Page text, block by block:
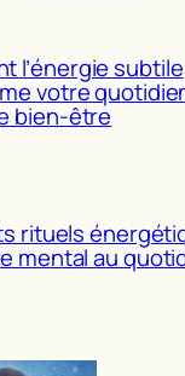
l’énergie subtile
votre
bien-être
rituels
mental au